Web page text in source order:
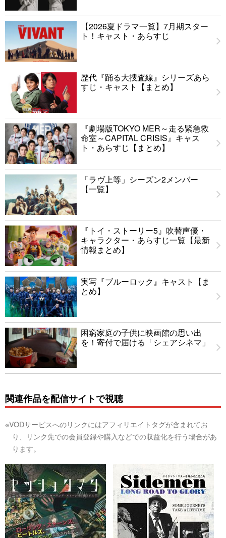
【2026夏ドラマ一覧】7月期スター
ト！キャスト・あらすじ
歴代『踊る大捜査線』シリーズあら
すじ・キャスト【まとめ】
『劇場版TOKYO MER～走る緊急救
命室～CAPITAL CRISIS』キャス
ト・あらすじ【まとめ】
「ラヴ上等」シーズン2メンバー
【一覧】
『トイ・ストーリー5』吹替声優・
キャラクター・あらすじ一覧【最新
情報まとめ】
実写『ブルーロック』キャスト【ま
とめ】
困窮家庭の子供に映画館の思い出
を！寄付で届ける「シェアシネマ」
関連作品を配信サイトで視聴
※VODサービスへのリンクにはアフィリエイトタグが含まれてお
り、リンク先での会員登録や購入などでの収益化を行う場合があ
ります。